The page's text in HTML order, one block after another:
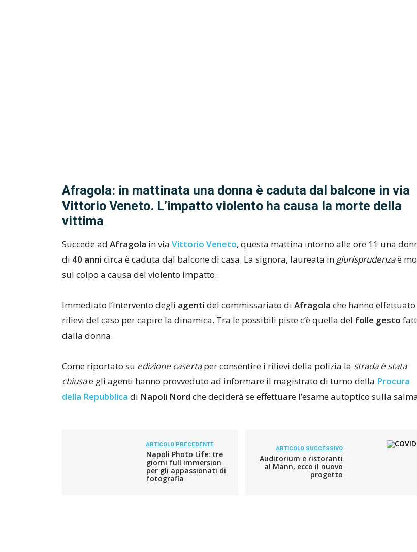
Afragola: in mattinata una donna è caduta dal balcone in via
Vittorio Veneto. L’impatto violento ha causa la morte della
vittima
Succede ad Afragola in via Vittorio Veneto, questa mattina intorno alle ore 11 una
di 40 anni circa è caduta dal balcone di casa. La signora, laureata in giurisprudenzaè
sul colpo a causa del violento impatto.
Immediato l’intervento degli agenti del commissariato di Afragola che hanno effettuato
rilievi del caso per capire la dinamica. Tra le possibili piste c’è quella del folle gesto
dalla donna.
Come riportato su edizione casertaper consentire i rilievi della polizia la strada è stata
chiusae gli agenti hanno provveduto ad informare il magistrato di turno della Procura
della Repubblica di Napoli Nord che deciderà se effettuare l’esame autoptico sulla
ARTICOLO PRECEDENTE
Napoli Photo Life: tre
giorni full immersion
per gli appassionati di
fotografia
ARTICOLO SUCCESSIVO
Auditorium e ristoranti
al Mann, ecco il nuovo
progetto